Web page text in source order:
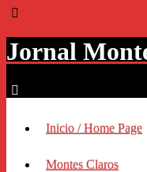
Jornal
Inicio / Home Page
Montes Claros